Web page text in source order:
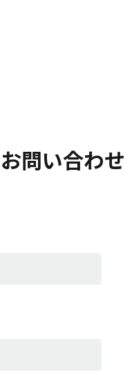
お問い合わせ